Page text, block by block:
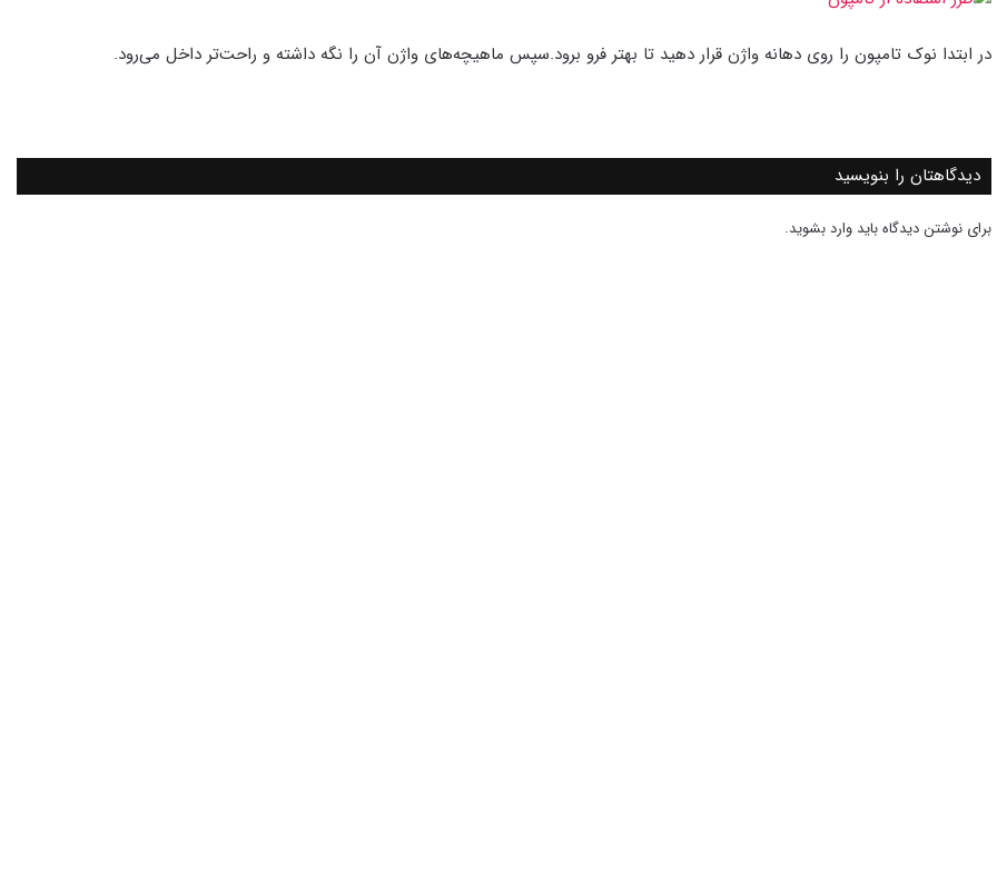
در ابتدا نوک تامپون را روی دهانه واژن قرار دهید تا بهتر فرو برود.سپس ماهیچه‌های واژن آن را نگه داشته و راحت‌تر داخل می‌رود.
دیدگاهتان را بنویسید
برای نوشتن دیدگاه باید وارد بشوید.